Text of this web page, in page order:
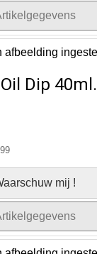
Dip 40ml.
mij !